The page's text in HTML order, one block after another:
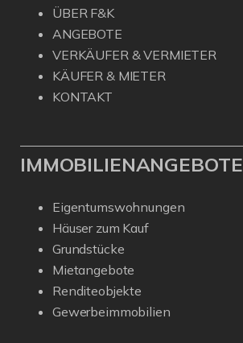
ÜBER F&K
ANGEBOTE
VERKÄUFER & VERMIETER
KÄUFER & MIETER
KONTAKT
IMMOBILIENANGEBOTE
Eigentumswohnungen
Häuser zum Kauf
Grundstücke
Mietangebote
Renditeobjekte
Gewerbeimmobilien